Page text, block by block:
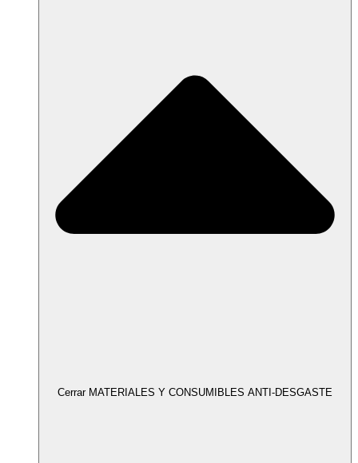
Cerrar MATERIALES Y CONSUMIBLES ANTI-DESGASTE